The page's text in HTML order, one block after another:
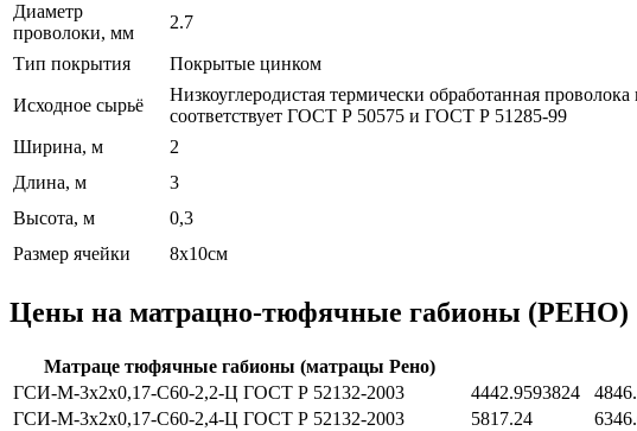
Диаметр
проволоки, мм
2.7
Тип покрытия Покрытые цинком
Исходное сырьё
Низкоуглеродистая термически обработанная
соответствует ГОСТ Р 50575 и ГОСТ Р 51285-99
Ширина, м
2
Длина, м
3
Высота, м
0,3
Размер ячейки
8х10см
Цены на матрацно-тюфячные габионы (РЕНО)
Матраце тюфячные габионы (матрацы Рено)
ГСИ-М-3х2х0,17-С60-2,2-Ц ГОСТ Р 52132-2003
4442.9593824
ГСИ-М-3х2х0,17-С60-2,4-Ц ГОСТ Р 52132-2003
5817.24